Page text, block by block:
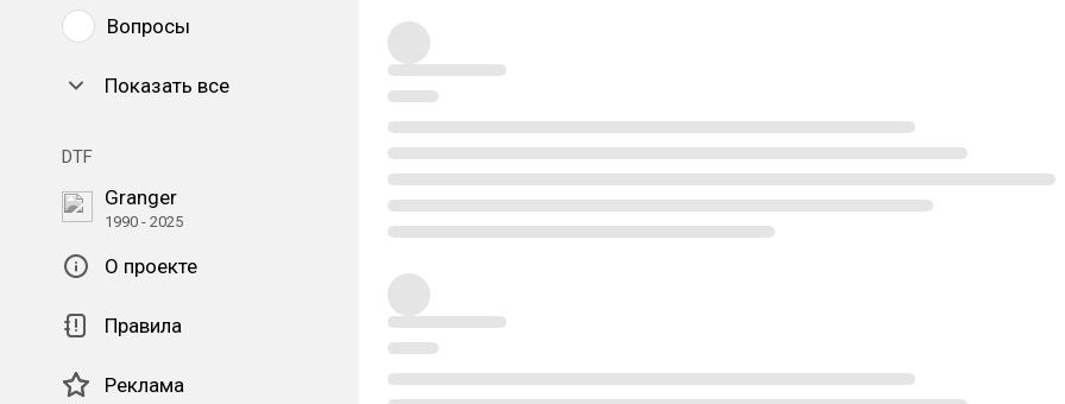
Вопросы
Показать все
DTF
Granger
1990 - 2025
О проекте
Правила
Реклама